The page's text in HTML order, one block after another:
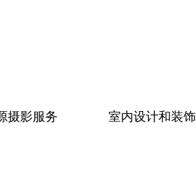
摄影服务 室内设计和装饰